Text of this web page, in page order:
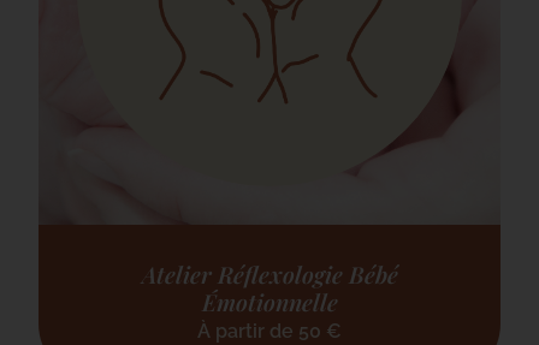
Atelier Réflexologie Bébé
Émotionnelle
À partir de 50 €